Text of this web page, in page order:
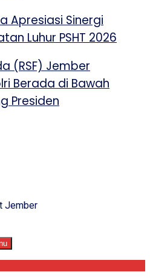
Apresiasi Sinergi
Luhur PSHT 2026
(RSF) Jember
Berada di Bawah
Presiden
Jember